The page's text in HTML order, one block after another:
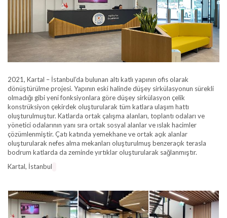
2021, Kartal – İstanbul’da bulunan altı katlı yapının ofis olarak
dönüştürülme projesi. Yapının eski halinde düşey sirkülasyonun sürekli
olmadığı gibi yeni fonksiyonlara göre düşey sirkülasyon çelik
konstrüksiyon çekirdek oluşturularak tüm katlara ulaşım hattı
oluşturulmuştur. Katlarda ortak çalışma alanları, toplantı odaları ve
yönetici odalarının yanı sıra ortak sosyal alanlar ve ıslak hacimler
çözümlenmiştir. Çatı katında yemekhane ve ortak açık alanlar
oluşturularak nefes alma mekanları oluşturulmuş benzeraçık terasla
bodrum katlarda da zeminde yırtıklar oluşturularak sağlanmıştır.
Kartal, İstanbul